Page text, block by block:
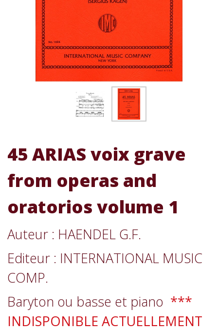
45 ARIAS voix grave
from operas and
oratorios volume 1
Auteur : HAENDEL G.F.
Editeur : INTERNATIONAL MUSIC
COMP.
Baryton ou basse et piano ***
INDISPONIBLE ACTUELLEMENT